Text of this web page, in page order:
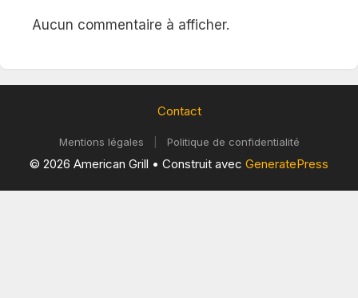
Aucun commentaire à afficher.
Contact
Mentions légales Politique de confidentialité
© 2026 American Grill • Construit avec GeneratePress